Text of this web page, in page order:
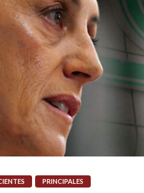
PRINCIPALES